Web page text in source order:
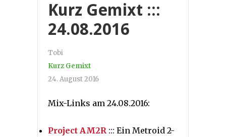
Kurz Gemixt :::
24.08.2016
Tobi
Kurz Gemixt
24. August 2016
Mix-Links am 24.08.2016:
Project AM2R ::: Ein Metroid 2-